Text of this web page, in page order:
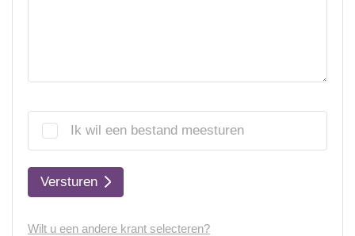
Ik wil een bestand meesturen
Versturen
Wilt u een andere krant selecteren?